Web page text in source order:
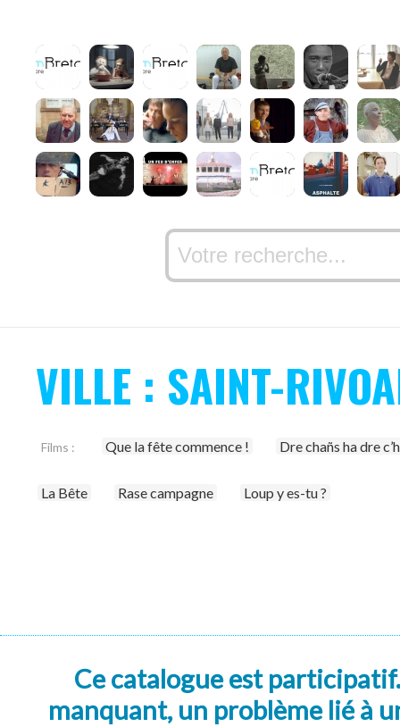
VILLE : SAINT-
Films : Que la fête commence ! Dre chañs ha dre
La Bête Rase campagne Loup y es-tu ?
Ce catalogue est
manquant, un problème lié à